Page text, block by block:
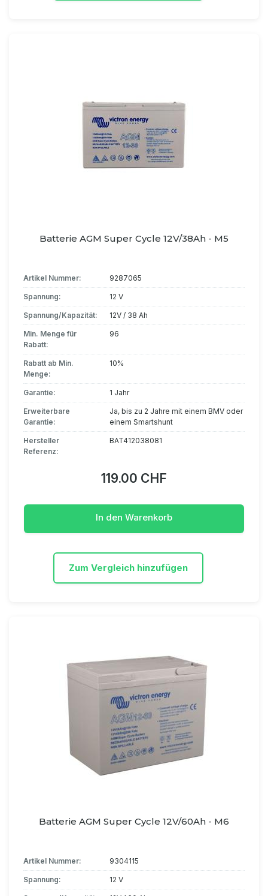
Batterie AGM Super Cycle 12V/38Ah - M5
Artikel Nummer: 9287065
Spannung: 12 V
Spannung/Kapazität: 12V / 38 Ah
Min. Menge für
Rabatt:
96
Rabatt ab Min.
Menge:
10%
Garantie: 1 Jahr
Erweiterbare
Garantie:
Ja, bis zu 2 Jahre mit einem BMV oder
einem Smartshunt
Hersteller
Referenz:
BAT412038081
119.00 CHF
In den Warenkorb
Zum Vergleich hinzufügen
Batterie AGM Super Cycle 12V/60Ah - M6
Artikel Nummer: 9304115
Spannung: 12 V